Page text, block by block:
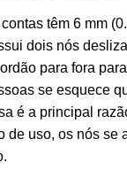
têm 6 mm
dois nós
para fora
se esquece
é a principal
de uso, os nós se